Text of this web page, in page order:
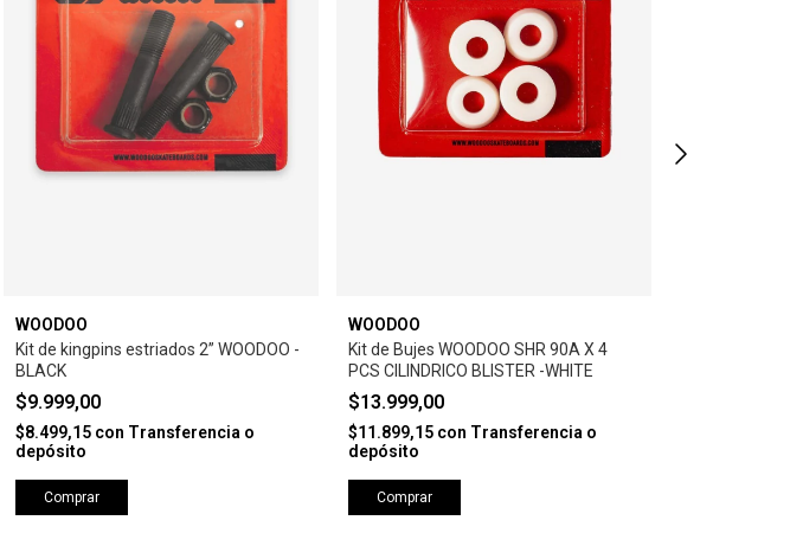
WOODOO
Kit de kingpins estriados 2” WOODOO -
BLACK
$9.999,00
$8.499,15 con Transferencia o
depósito
Comprar
WOODOO
Kit de Bujes WOODOO SHR 90A X 4
PCS CILINDRICO BLISTER -WHITE
$13.999,00
$11.899,15 con Transferencia o
depósito
Comprar